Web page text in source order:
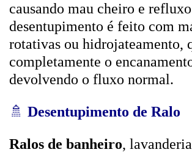
causando mau cheiro e
desentupimento é feito com
rotativas ou hidrojateamento,
completamente o
devolvendo o fluxo normal.
🚿 Desentupimento de Ralo
Ralos de banheiro,